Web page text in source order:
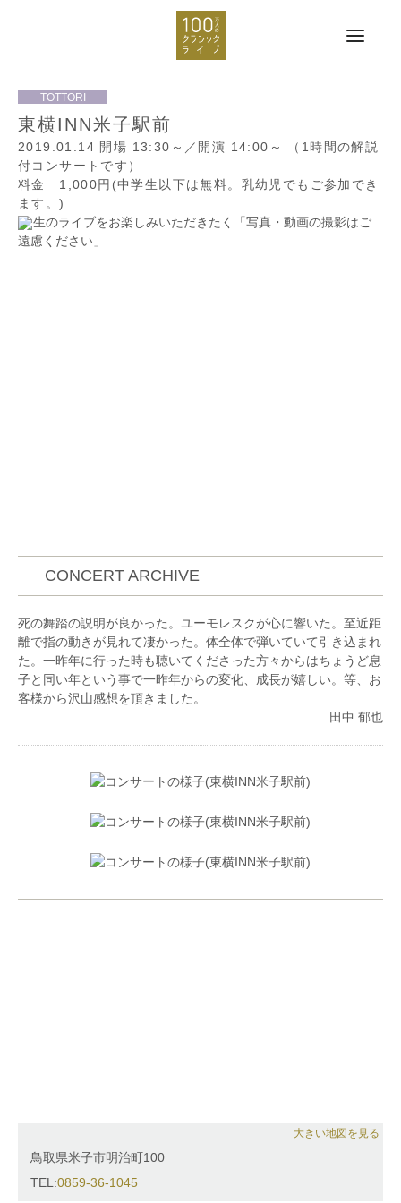
東横INN米子駅前
2019.01.14 開場 13:30～／開演 14:00～
（1時間の解説
付コンサートです）
料金 1,000円(中学生以下は無料。乳幼児でもご参加でき
ます。)
生のライブをお楽しみいただきたく「写真・動画の撮影はご
遠慮ください」
CONCERT ARCHIVE
死の舞踏の説明が良かった。ユーモレスクが心に響いた。至近距
離で指の動きが見れて凄かった。体全体で弾いていて引き込まれ
た。一昨年に行った時も聴いてくださった方々からはちょうど息
子と同い年という事で一昨年からの変化、成長が嬉しい。等、お
客様から沢山感想を頂きました。
田中 郁也
大きい地図を見る
鳥取県米子市明治町100
TEL:0859-36-1045